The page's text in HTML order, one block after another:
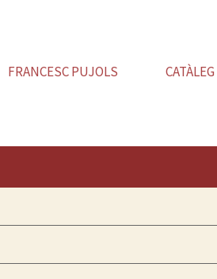
FRANCESC PUJOLS CATÀLEG